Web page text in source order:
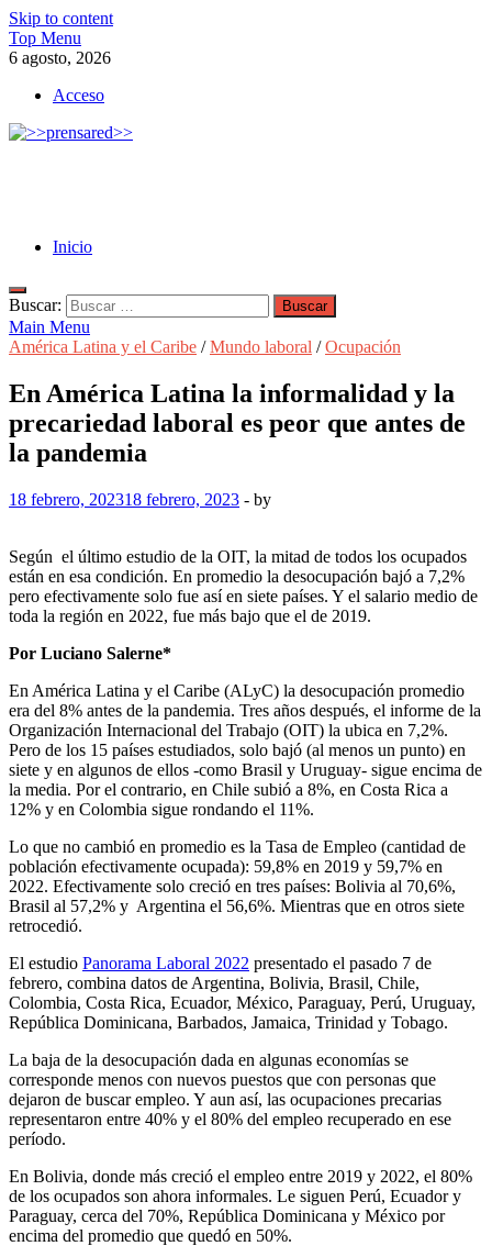
Skip to content
Top Menu
6 agosto, 2026
Acceso
Inicio
Buscar:
Main Menu
América Latina y el Caribe /Mundo laboral /Ocupación
En América Latina la informalidad y la
precariedad laboral es peor que antes de
la pandemia
18 febrero, 202318 febrero, 2023 - by
Según el último estudio de la OIT, la mitad de todos los ocupados
están en esa condición. En promedio la desocupación bajó a 7,2%
pero efectivamente solo fue así en siete países. Y el salario medio de
toda la región en 2022, fue más bajo que el de 2019.
Por Luciano Salerne*
En América Latina y el Caribe (ALyC) la desocupación promedio
era del 8% antes de la pandemia. Tres años después, el informe de la
Organización Internacional del Trabajo (OIT) la ubica en 7,2%.
Pero de los 15 países estudiados, solo bajó (al menos un punto) en
siete y en algunos de ellos -como Brasil y Uruguay- sigue encima de
la media. Por el contrario, en Chile subió a 8%, en Costa Rica a
12% y en Colombia sigue rondando el 11%.
Lo que no cambió en promedio es la Tasa de Empleo (cantidad de
población efectivamente ocupada): 59,8% en 2019 y 59,7% en
2022. Efectivamente solo creció en tres países: Bolivia al 70,6%,
Brasil al 57,2% y Argentina el 56,6%. Mientras que en otros siete
retrocedió.
El estudio Panorama Laboral 2022 presentado el pasado 7 de
febrero, combina datos de Argentina, Bolivia, Brasil, Chile,
Colombia, Costa Rica, Ecuador, México, Paraguay, Perú, Uruguay,
República Dominicana, Barbados, Jamaica, Trinidad y Tobago.
La baja de la desocupación dada en algunas economías se
corresponde menos con nuevos puestos que con personas que
dejaron de buscar empleo. Y aun así, las ocupaciones precarias
representaron entre 40% y el 80% del empleo recuperado en ese
período.
En Bolivia, donde más creció el empleo entre 2019 y 2022, el 80%
de los ocupados son ahora informales. Le siguen Perú, Ecuador y
Paraguay, cerca del 70%, República Dominicana y México por
encima del promedio que quedó en 50%.